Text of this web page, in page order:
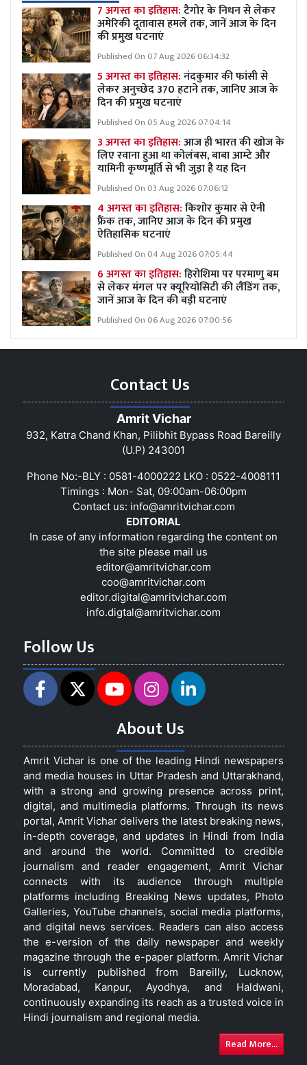
7 अगस्त का इतिहास:टैगोर के निधन से लेकर
अमेरिकी दूतावास हमले तक, जानें आज के दिन
की प्रमुख घटनाएं
Published On 07 Aug 2026 06:34:32
5 अगस्त का इतिहास:नंदकुमार की फांसी से
लेकर अनुच्छेद 370 हटाने तक, जानिए आज के
दिन की प्रमुख घटनाएं
Published On 05 Aug 2026 07:04:14
3 अगस्त का इतिहास:आज ही भारत की खोज के
लिए रवाना हुआ था कोलंबस, बाबा आम्टे और
यामिनी कृष्णमूर्ति से भी जुड़ा है यह दिन
Published On 03 Aug 2026 07:06:12
4 अगस्त का इतिहास:किशोर कुमार से ऐनी
फ्रैंक तक, जानिए आज के दिन की प्रमुख
ऐतिहासिक घटनाएं
Published On 04 Aug 2026 07:05:44
6 अगस्त का इतिहास:हिरोशिमा पर परमाणु बम
से लेकर मंगल पर क्यूरियोसिटी की लैंडिंग तक,
जानें आज के दिन की बड़ी घटनाएं
Published On 06 Aug 2026 07:00:56
Contact Us
Amrit Vichar
932, Katra Chand Khan, Pilibhit Bypass Road Bareilly
(U.P) 243001
Phone No:-BLY : 0581-4000222 LKO : 0522-4008111
Timings : Mon- Sat, 09:00am-06:00pm
Contact us: info@amritvichar.com
EDITORIAL
In case of any information regarding the content on
the site please mail us
editor@amritvichar.com
coo@amritvichar.com
editor.digital@amritvichar.com
info.digtal@amritvichar.com
Follow Us
About Us
Amrit Vichar is one of the leading Hindi newspapers
and media houses in Uttar Pradesh and Uttarakhand,
with a strong and growing presence across print,
digital, and multimedia platforms. Through its news
portal, Amrit Vichar delivers the latest breaking news,
in-depth coverage, and updates in Hindi from India
and around the world. Committed to credible
journalism and reader engagement, Amrit Vichar
connects with its audience through multiple
platforms including Breaking News updates, Photo
Galleries, YouTube channels, social media platforms,
and digital news services. Readers can also access
the e-version of the daily newspaper and weekly
magazine through the e-paper platform. Amrit Vichar
is currently published from Bareilly, Lucknow,
Moradabad, Kanpur, Ayodhya, and Haldwani,
continuously expanding its reach as a trusted voice in
Hindi journalism and regional media.
Read More...